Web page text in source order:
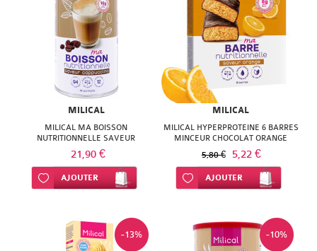
MILICAL
MILICAL MA BOISSON
NUTRITIONNELLE SAVEUR
CAPPUCCINO
21,90 €
Ajouter à ma liste d’envie
AJOUTER
MILICAL
MILICAL HYPERPROTEINE 6 BARRES
MINCEUR CHOCOLAT ORANGE
5,80 € 5,22 €
Ajouter à ma liste d’envie
AJOUTER
-13% -10%